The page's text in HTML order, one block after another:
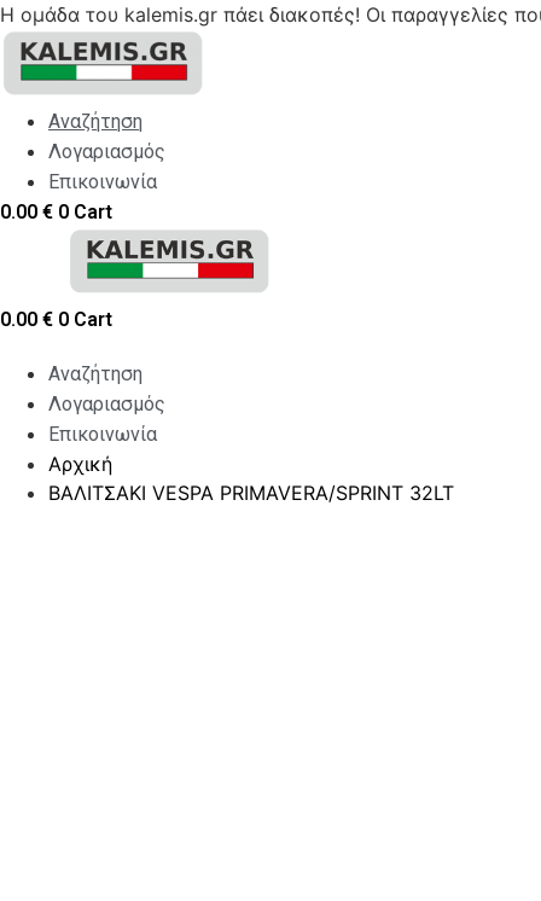
Η ομάδα του kalemis.gr πάει διακοπές! Οι παραγγελίες
Skip
content
Αναζήτηση
Λογαριασμός
Επικοινωνία
0.00 € 0 Cart
0.00 € 0 Cart
Αναζήτηση
Λογαριασμός
Επικοινωνία
Αρχική
ΒΑΛΙΤΣΑΚΙ VESPA PRIMAVERA/SPRINT 32LT